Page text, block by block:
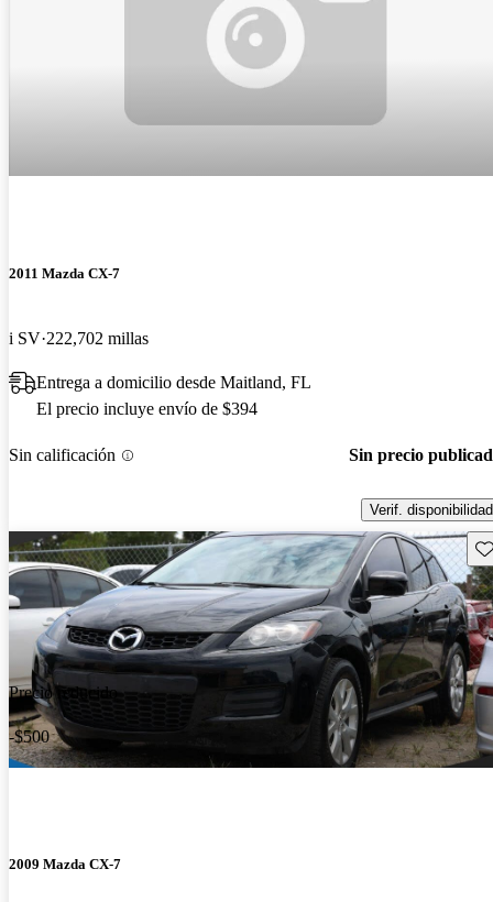
2011 Mazda CX-7
i SV 222,702 millas
Entrega a domicilio desde Maitland, FL
El precio incluye envío de $394
Sin calificación Sin precio
Verif. disponibilidad
Precio reducido
-$500
2009 Mazda CX-7